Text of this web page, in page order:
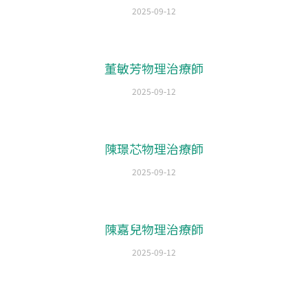
2025-09-12
董敏芳物理治療師
2025-09-12
陳璟芯物理治療師
2025-09-12
陳嘉兒物理治療師
2025-09-12